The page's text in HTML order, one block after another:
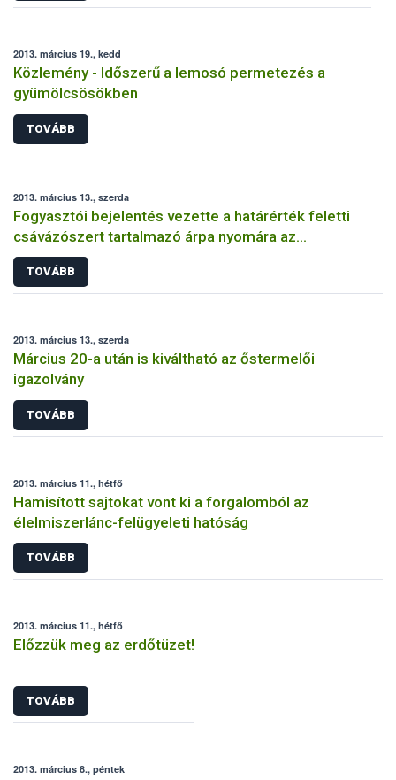
2013. március 19., kedd
Közlemény - Időszerű a lemosó permetezés a
gyümölcsösökben
TOVÁBB
2013. március 13., szerda
Fogyasztói bejelentés vezette a határérték feletti
csávázószert tartalmazó árpa nyomára az
élelmiszerlánc-felügyeleti hatóságot
TOVÁBB
2013. március 13., szerda
Március 20-a után is kiváltható az őstermelői
igazolvány
TOVÁBB
2013. március 11., hétfő
Hamisított sajtokat vont ki a forgalomból az
élelmiszerlánc-felügyeleti hatóság
TOVÁBB
2013. március 11., hétfő
Előzzük meg az erdőtüzet!
TOVÁBB
2013. március 8., péntek